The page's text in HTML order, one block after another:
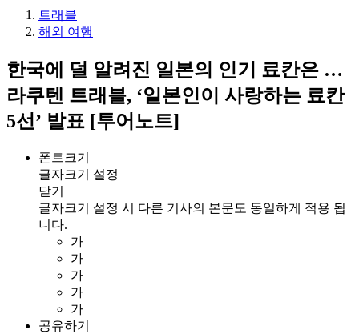
트래블
해외 여행
한국에 덜 알려진 일본의 인기 료칸은 …
라쿠텐 트래블, ‘일본인이 사랑하는 료칸
5선’ 발표 [투어노트]
폰트크기
글자크기 설정
닫기
글자크기 설정 시 다른 기사의 본문도 동일하게 적용 됩
니다.
가
가
가
가
가
공유하기